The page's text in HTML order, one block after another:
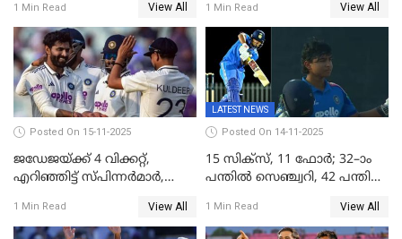
സ്ഥാനാർഥികളില്ല
1 Min Read View All
നീലക്കുപ്പായത്തില്‍ കളിക്കാം
1 Min Read View All
Posted On 15-11-2025
ജഡേജയ്ക്ക് 4 വിക്കറ്റ്,
എറിഞ്ഞിട്ട് സ്പിന്നർമാർ,
പ്രോട്ടീസ്
1 Min Read View All
LATEST NEWS
Posted On 14-11-2025
15 സിക്സ്, 11 ഫോർ; 32–ാം
പന്തിൽ സെഞ്ച്വറി, 42 പന്തിൽ
1 Min Read View All